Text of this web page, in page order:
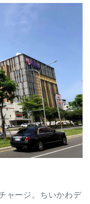
ャージ。ちいかわデ